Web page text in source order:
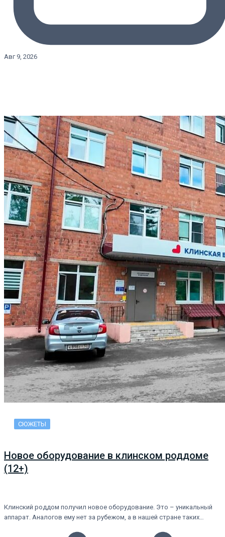
Авг 9, 2026
СЮЖЕТЫ
Новое оборудование в клинском роддоме
(12+)
Клинский роддом получил новое оборудование. Это – уникальный
аппарат. Аналогов ему нет за рубежом, а в нашей стране таких…